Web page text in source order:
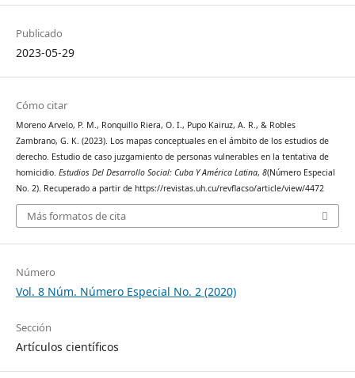
Publicado
2023-05-29
Cómo citar
Moreno Arvelo, P. M., Ronquillo Riera, O. I., Pupo Kairuz, A. R., & Robles
Zambrano, G. K. (2023). Los mapas conceptuales en el ámbito de los estudios de
derecho. Estudio de caso juzgamiento de personas vulnerables en la tentativa de
homicidio. Estudios Del Desarrollo Social: Cuba Y América Latina, 8(Número Especial
No. 2). Recuperado a partir de https://revistas.uh.cu/revflacso/article/view/4472
Más formatos de cita
Número
Vol. 8 Núm. Número Especial No. 2 (2020)
Sección
Artículos científicos